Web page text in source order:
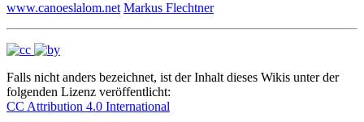
www.canoeslalom.net Markus Flechtner
Falls nicht anders bezeichnet, ist der Inhalt dieses Wikis unter der
folgenden Lizenz veröffentlicht:
CC Attribution 4.0 International